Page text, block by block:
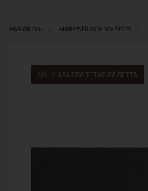
HÄR ÄR DU- MARKISER OCH SOLSEGEL
8 AANDRA TITTAR PÅ DETTA